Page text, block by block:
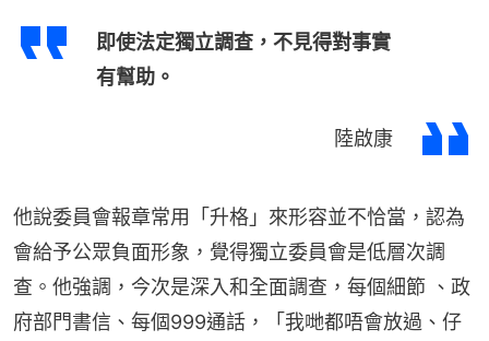
即使法定獨立調查，不見得對事實
有幫助。
陸啟康
他說委員會報章常用「升格」來形容並不恰當，認為
會給予公眾負面形象，覺得獨立委員會是低層次調
查。他強調，今次是深入和全面調查，每個細節 、政
府部門書信、每個999通話，「我哋都唔會放過、仔